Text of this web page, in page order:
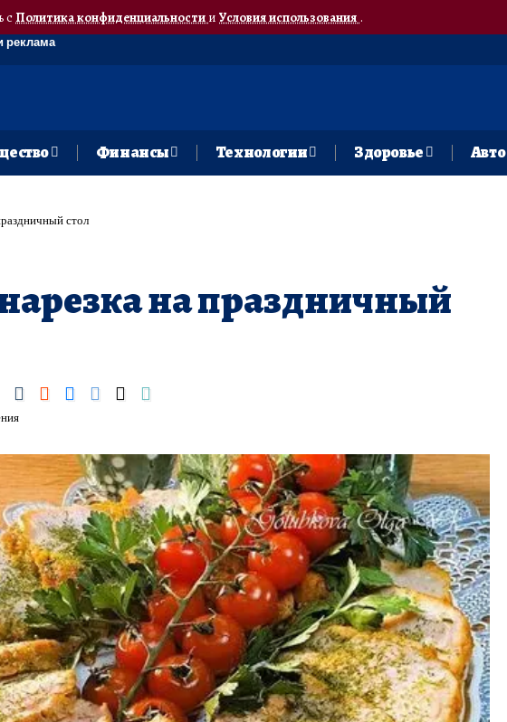
сПолитика конфиденциальностии Условия использования.
реклама
Финансы Технологии Здоровье Авто
стол
на праздничный